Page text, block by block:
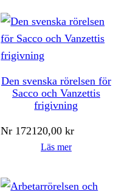
Den svenska rörelsen för
Sacco och Vanzettis
frigivning
Nr 172120,00kr
Läs mer